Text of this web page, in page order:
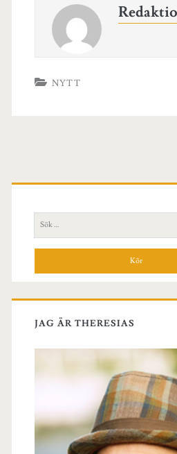
NYTT
Primär
sidopanel
Sök
efter:
JAG ÄR THERESIAS